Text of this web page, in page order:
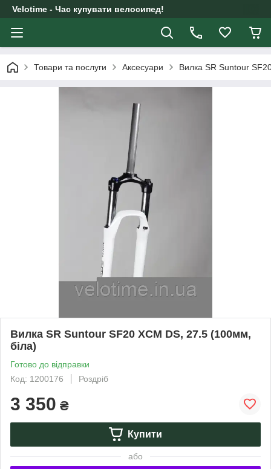
Velotime - Час купувати велосипед!
Товари та послуги Аксесуари Вилка SR Suntour
Вилка SR Suntour SF20 XCM DS, 27.5 (100мм,
біла)
Готово до відправки
Код: 1200176
Роздріб
3 350 ₴
Купити
або